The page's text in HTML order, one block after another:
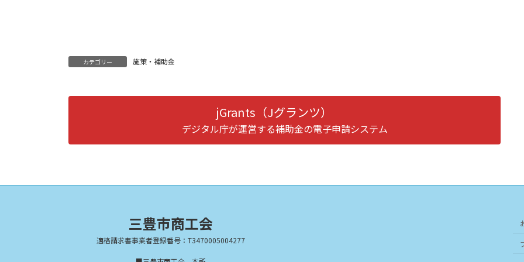
カテゴリー 施策・補助金
jGrants（Jグランツ）
デジタル庁が運営する補助金の電子申請システム
三豊市商工会
適格請求書事業者登録番号：T3470005004277